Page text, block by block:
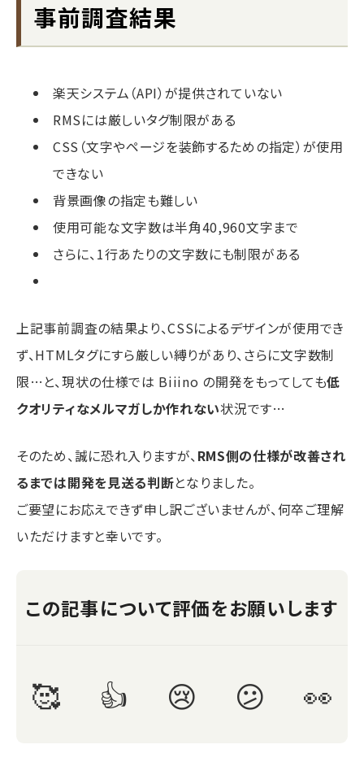
事前調査結果
楽天システム（API）が提供されていない
RMSには厳しいタグ制限がある
CSS（文字やページを装飾するための指定）が使用
できない
背景画像の指定も難しい
使用可能な文字数は半角40,960文字まで
さらに、1行あたりの文字数にも制限がある
上記事前調査の結果より、CSSによるデザインが使用でき
ず、HTMLタグにすら厳しい縛りがあり、さらに文字数制
限…と、現状の仕様では Biiino の開発をもってしても低
クオリティなメルマガしか作れない状況です…
そのため、誠に恐れ入りますが、RMS側の仕様が改善され
るまでは開発を見送る判断となりました。
ご要望にお応えできず申し訳ございませんが、何卒ご理解
いただけますと幸いです。